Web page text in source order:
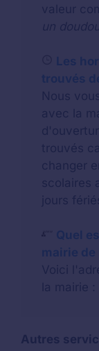
valeur
un
Les
trouvés
Nous
avec la
trouvés
changer
scolaires
jours
Quel
mairie de
Voici
la mairie :
Autres